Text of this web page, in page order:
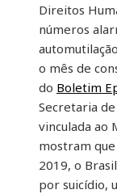
Direitos
números
o mês de
do Boletim
Secretaria
vinculada ao
mostram
2019, o
por suicídio,